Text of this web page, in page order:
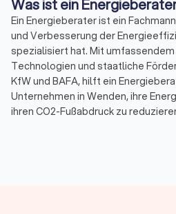
Was ist ein
Ein Energieberater ist ein
und Verbesserung der
spezialisiert hat. Mit
Technologien und staatliche
KfW und BAFA, hilft ein
Unternehmen in Wenden, ihre
ihren CO2-Fußabdruck zu